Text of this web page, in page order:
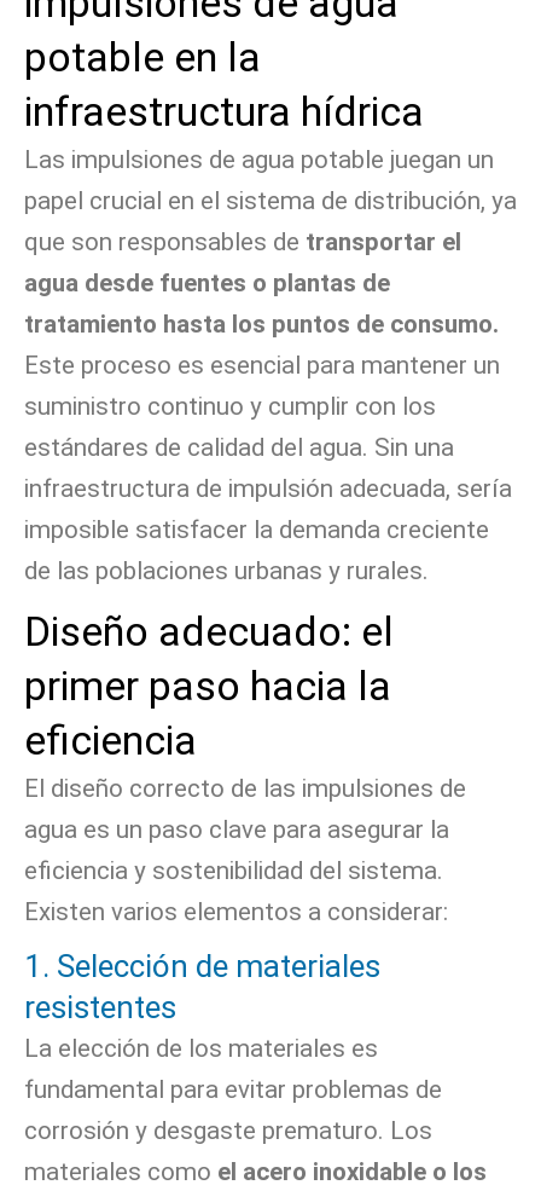
potable en la
infraestructura hídrica
Las impulsiones de agua potable juegan un
papel crucial en el sistema de distribución, ya
que son responsables de transportar el
agua desde fuentes o plantas de
tratamiento hasta los puntos de consumo.
Este proceso es esencial para mantener un
suministro continuo y cumplir con los
estándares de calidad del agua. Sin una
infraestructura de impulsión adecuada, sería
imposible satisfacer la demanda creciente
de las poblaciones urbanas y rurales.
Diseño adecuado: el
primer paso hacia la
eficiencia
El diseño correcto de las impulsiones de
agua es un paso clave para asegurar la
eficiencia y sostenibilidad del sistema.
Existen varios elementos a considerar:
1. Selección de materiales
resistentes
La elección de los materiales es
fundamental para evitar problemas de
corrosión y desgaste prematuro. Los
materiales como el acero inoxidable o los